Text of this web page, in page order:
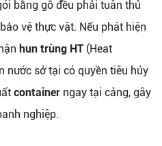
bằng gỗ đều phải tuân thủ
vệ thực vật. Nếu phát hiện
hun trùng HT (Heat
nước sở tại có quyền tiêu hủy
container ngay tại cảng, gây
nghiệp.